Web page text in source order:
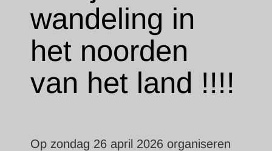
wandeling in
het noorden
van het land !!!!
Op zondag 26 april 2026 organiseren